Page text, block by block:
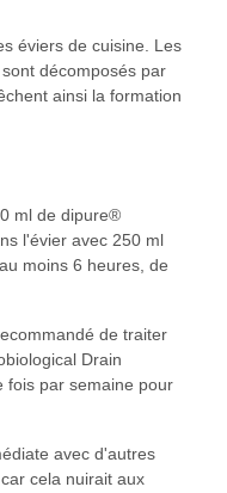
éviers de cuisine. Les
décomposés par
ainsi la formation
ml de dipure®
l'évier avec 250 ml
moins 6 heures, de
de traiter
Drain
fois par semaine pour
avec d'autres
cela nuirait aux